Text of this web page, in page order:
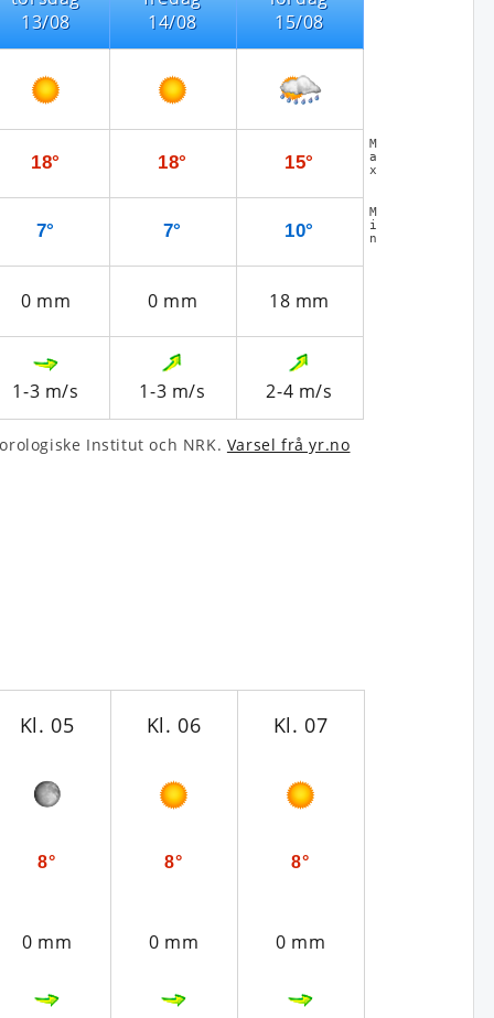
13/08
14/08
15/08
18° 18° 15°
M
a
x
7° 7° 10°
M
i
n
0 mm 0 mm 18 mm
1-3 m/s 1-3 m/s 2-4 m/s
Institut och NRK. Varsel frå yr.no
Kl. 05
8°
0 mm
Kl. 06
8°
0 mm
Kl. 07
8°
0 mm